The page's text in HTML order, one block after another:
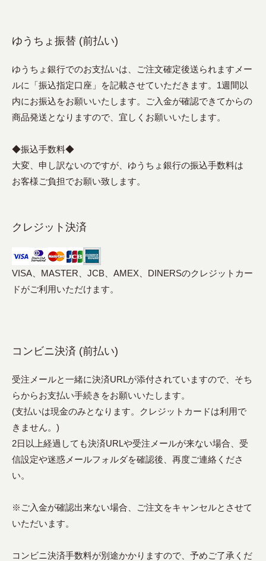
ゆうちょ振替 (前払い)
ゆうちょ銀行でのお支払いは、ご注文確定後送られますメー
ルに「振込指定口座」を記載させていただきます。1週間以
内にお振込をお願いいたします。ご入金が確認できてからの
商品発送となりますので、宜しくお願いいたします。
◆振込手数料◆
大変、申し訳ないのですが、ゆうちょ銀行の振込手数料は
お客様ご負担でお願い致します。
クレジット決済
VISA、MASTER、JCB、AMEX、DINERSのクレジットカー
ドがご利用いただけます。
コンビニ決済 (前払い)
受注メールと一緒に決済URLが添付されていますので、そち
らからお支払い手続きをお願いいたします。
(支払いは現金のみとなります。クレジットカードは利用で
きません。)
2日以上経過しても決済URLや受注メールが来ない場合、受
信設定や迷惑メールフォルダを確認後、再度ご連絡くださ
い。
※ご入金が確認出来ない場合、ご注文をキャンセルとさせて
いただいます。
コンビニ決済手数料が別途かかりますので、予めご了承くだ